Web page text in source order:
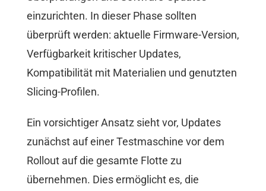
einzurichten. In dieser Phase sollten
überprüft werden: aktuelle Firmware-Version,
Verfügbarkeit kritischer Updates,
Kompatibilität mit Materialien und genutzten
Slicing-Profilen.
Ein vorsichtiger Ansatz sieht vor, Updates
zunächst auf einer Testmaschine vor dem
Rollout auf die gesamte Flotte zu
übernehmen. Dies ermöglicht es, die